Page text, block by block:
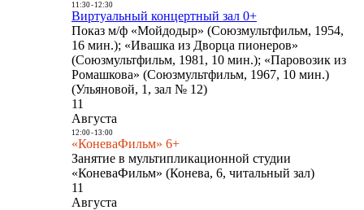
11:30- 12:30
Виртуальный концертный зал 0+
Показ м/ф «Мойдодыр» (Союзмультфильм, 1954,
16 мин.); «Ивашка из Дворца пионеров»
(Союзмультфильм, 1981, 10 мин.); «Паровозик из
Ромашкова» (Союзмультфильм, 1967, 10 мин.)
(Ульяновой, 1, зал № 12)
11
Августа
12:00- 13:00
«КоневаФильм» 6+
Занятие в мультипликационной студии
«КоневаФильм» (Конева, 6, читальный зал)
11
Августа